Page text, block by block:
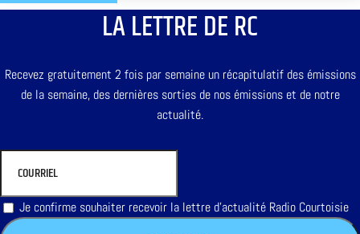
LA LETTRE DE RC
Recevez gratuitement 2 fois par semaine un récapitulatif des émissions
de la semaine, des dernières sorties de nos émissions et de notre
actualité.
Je confirme souhaiter recevoir la lettre d'actualité Radio Courtoisie